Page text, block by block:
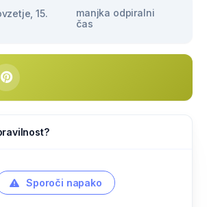
15.
manjka odpiralni
čas
Sporoči napako